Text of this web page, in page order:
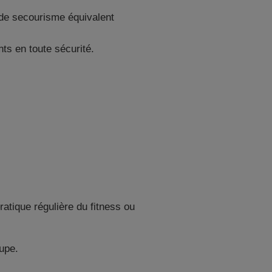
secourisme équivalent
en toute sécurité.
régulière du fitness ou